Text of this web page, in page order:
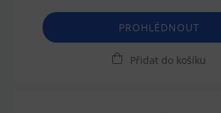
PROHLÉDNOUT
Přidat do košíku